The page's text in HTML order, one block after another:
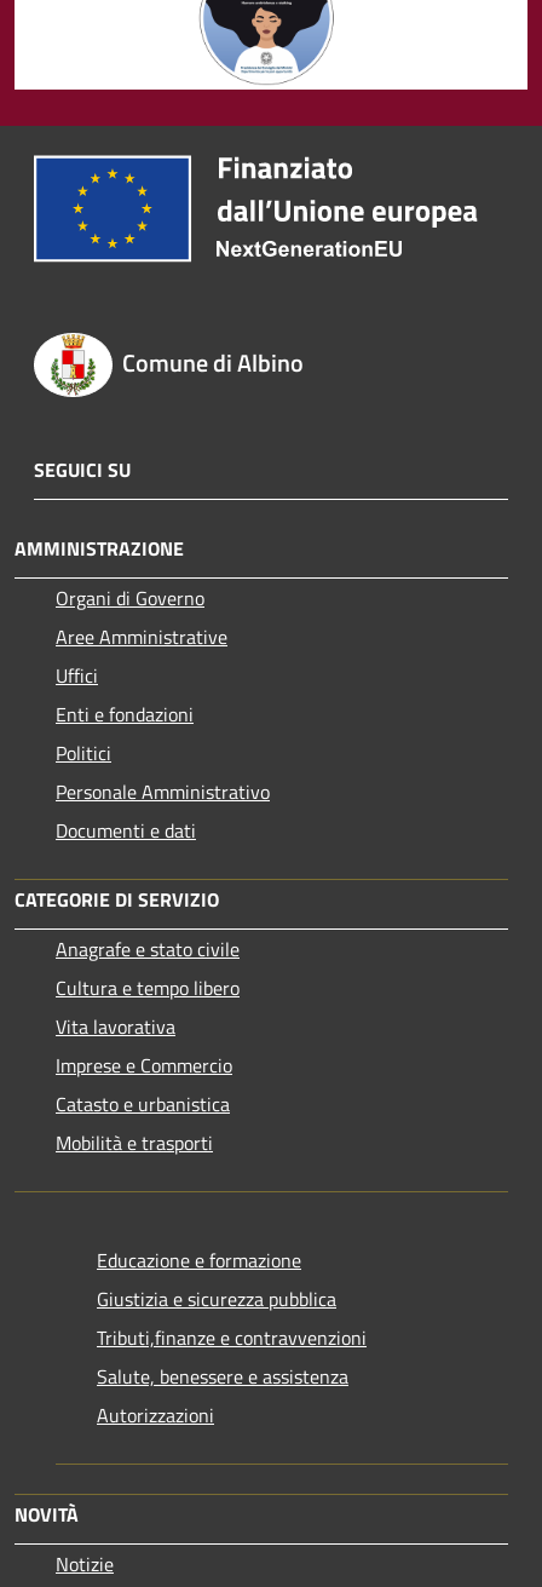
Comune di Albino
SEGUICI SU
AMMINISTRAZIONE
Organi di Governo
Aree Amministrative
Uffici
Enti e fondazioni
Politici
Personale Amministrativo
Documenti e dati
CATEGORIE DI SERVIZIO
Anagrafe e stato civile
Cultura e tempo libero
Vita lavorativa
Imprese e Commercio
Catasto e urbanistica
Mobilità e trasporti
Educazione e formazione
Giustizia e sicurezza pubblica
Tributi,finanze e contravvenzioni
Salute, benessere e assistenza
Autorizzazioni
NOVITÀ
Notizie